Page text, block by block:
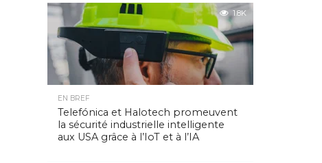
1.8K
EN BREF
Telefónica et Halotech promeuvent
la sécurité industrielle intelligente
aux USA grâce à l’IoT et à l’IA